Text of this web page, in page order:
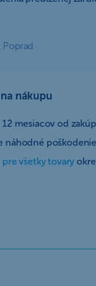
Poprad
nákupu
12 mesiacov od
náhodné
pre všetky tovary